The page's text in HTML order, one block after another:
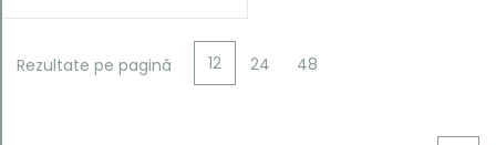
Rezultate pe pagină 12 24 48